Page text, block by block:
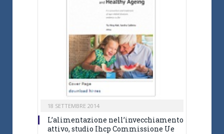
18 SETTEMBRE 2014
L’alimentazione nell’invecchiamento
attivo, studio Ihcp Commissione Ue